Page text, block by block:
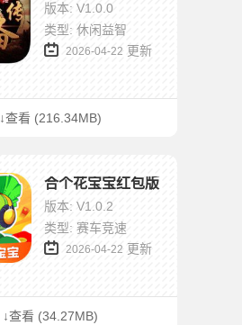
版本: V1.0.0
类型: 休闲益智
2026-04-22 更新
↓查看 (216.34MB)
合个花宝宝红包版
版本: V1.0.2
类型: 赛车竞速
2026-04-22 更新
↓查看 (34.27MB)